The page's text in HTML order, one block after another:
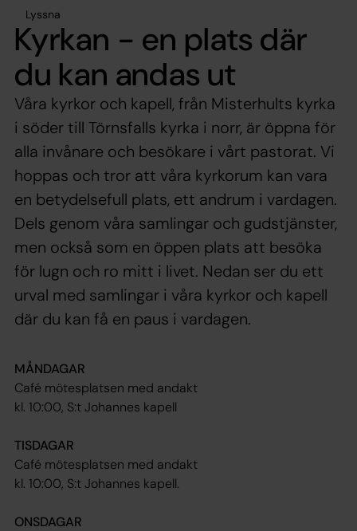
Lyssna
Kyrkan - en plats där
du kan andas ut
Våra kyrkor och kapell, från Misterhults kyrka
i söder till Törnsfalls kyrka i norr, är öppna för
alla invånare och besökare i vårt pastorat. Vi
hoppas och tror att våra kyrkorum kan vara
en betydelsefull plats, ett andrum i vardagen.
Dels genom våra samlingar och gudstjänster,
men också som en öppen plats att besöka
för lugn och ro mitt i livet. Nedan ser du ett
urval med samlingar i våra kyrkor och kapell
där du kan få en paus i vardagen.
MÅNDAGAR
Café mötesplatsen med andakt
kl. 10:00, S:t Johannes kapell
TISDAGAR
Café mötesplatsen med andakt
kl. 10:00, S:t Johannes kapell.
ONSDAGAR